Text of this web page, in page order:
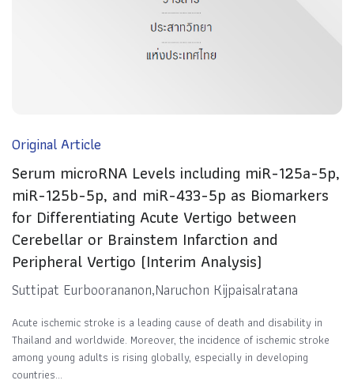
Original Article
Serum microRNA Levels including miR-125a-5p,
miR-125b-5p, and miR-433-5p as Biomarkers
for Differentiating Acute Vertigo between
Cerebellar or Brainstem Infarction and
Peripheral Vertigo (Interim Analysis)
Suttipat Eurboorananon,Naruchon Kijpaisalratana
Acute ischemic stroke is a leading cause of death and disability in
Thailand and worldwide. Moreover, the incidence of ischemic stroke
among young adults is rising globally, especially in developing
countries...